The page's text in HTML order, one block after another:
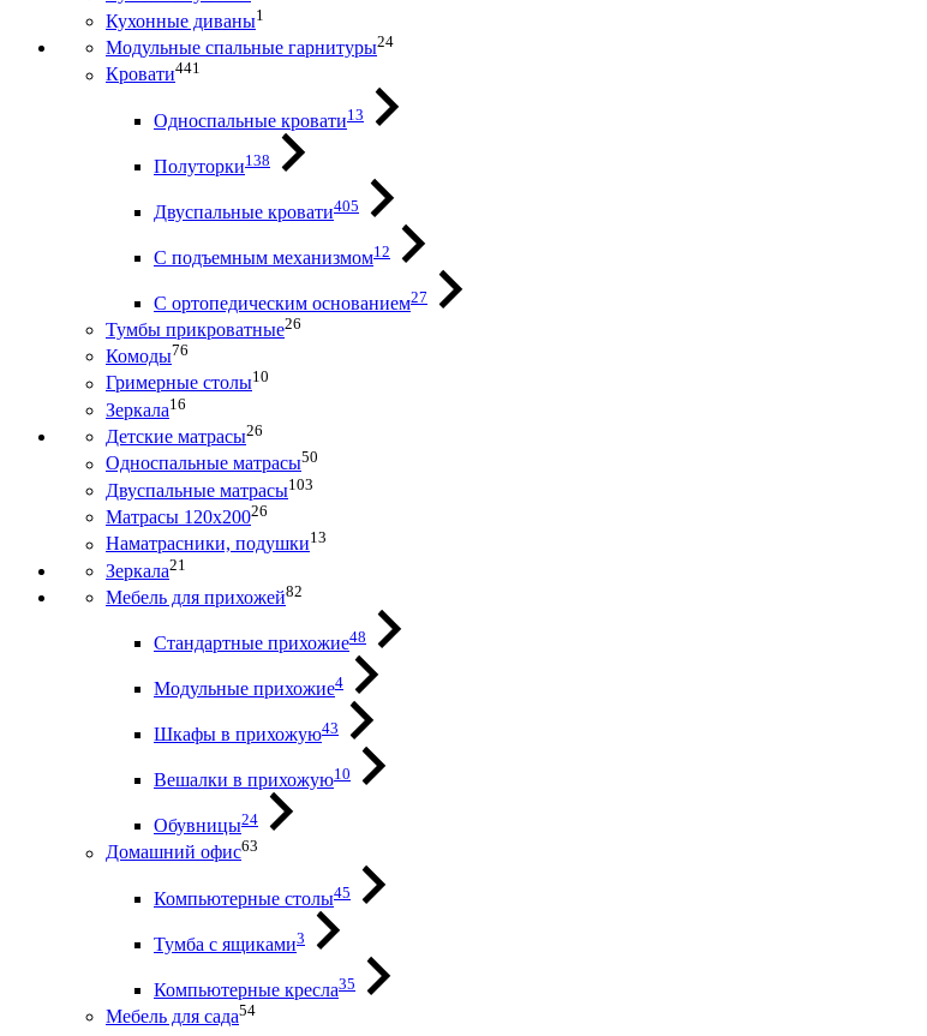
Кухонные диваны1
Модульные спальные гарнитуры24
Кровати441
Односпальные кровати13
Полуторки138
Двуспальные кровати405
С подъемным механизмом12
С ортопедическим основанием27
Тумбы прикроватные26
Комоды76
Гримерные столы10
Зеркала16
Детские матрасы26
Односпальные матрасы50
Двуспальные матрасы103
Матрасы 120х20026
Наматрасники, подушки13
Зеркала21
Мебель для прихожей82
Стандартные прихожие48
Модульные прихожие4
Шкафы в прихожую43
Вешалки в прихожую10
Обувницы24
Домашний офис63
Компьютерные столы45
Тумба с ящиками3
Компьютерные кресла35
Мебель для сада54